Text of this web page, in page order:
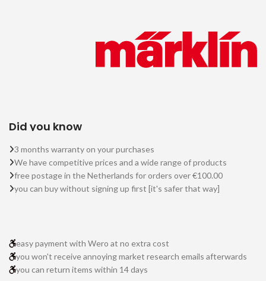
Did you know
3 months warranty on your purchases
We have competitive prices and a wide range of products
free postage in the Netherlands for orders over €100.00
you can buy without signing up first [it's safer that way]
easy payment with Wero at no extra cost
you won't receive annoying market research emails afterwards
you can return items within 14 days